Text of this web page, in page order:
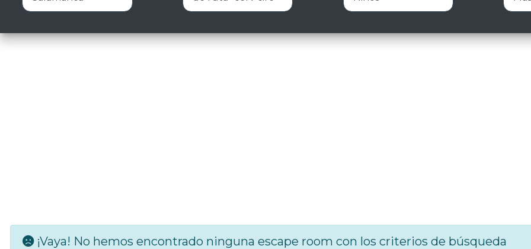
¡Vaya! No hemos encontrado ninguna escape room con los criterios de búsqueda